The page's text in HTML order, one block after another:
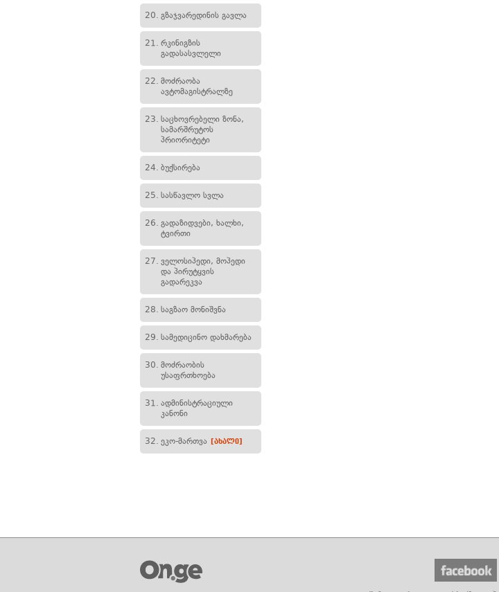
20. გზაჯვარედინის გავლა
21. რკინიგზის
გადასასვლელი
22. მოძრაობა
ავტომაგისტრალზე
23. საცხოვრებელი ზონა,
სამარშრუტოს
პრიორიტეტი
24. ბუქსირება
25. სასწავლო სვლა
26. გადაზიდვები, ხალხი,
ტვირთი
27. ველოსიპედი, მოპედი
და პირუტყვის
გადარეკვა
28. საგზაო მონიშვნა
29. სამედიცინო დახმარება
30. მოძრაობის
უსაფრთხოება
31. ადმინისტრაციული
კანონი
32. ეკო-მართვა [ახალი]